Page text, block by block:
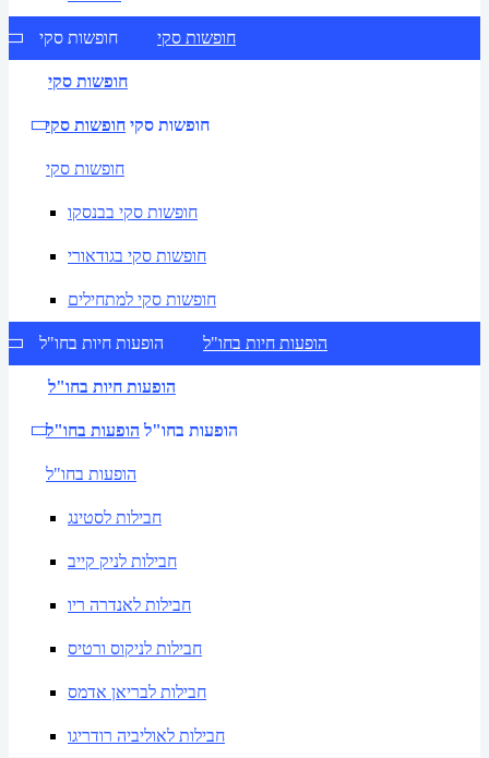
חופשות סקי חופשות סקי
חופשות סקי
חופשות סקי חופשות סקי
חופשות סקי
חופשות סקי בבנסקו
חופשות סקי בגודאורי
חופשות סקי למתחילים
הופעות חיות בחו"ל הופעות חיות בחו"ל
הופעות חיות בחו"ל
הופעות בחו"ל הופעות בחו"ל
הופעות בחו"ל
חבילות לסטינג
חבילות לניק קייב
חבילות לאנדרה ריו
חבילות לניקוס ורטיס
חבילות לבריאן אדמס
חבילות לאוליביה רודריגו